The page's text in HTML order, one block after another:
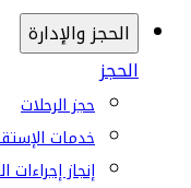
الحجز والإدارة
الحجز
حجز الرحلات
خدمات
إنجاز